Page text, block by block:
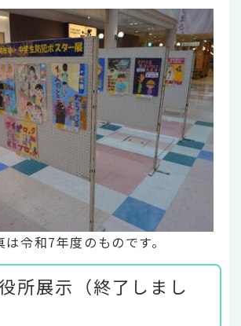
令和7年度のものです。
所展示（終了しまし